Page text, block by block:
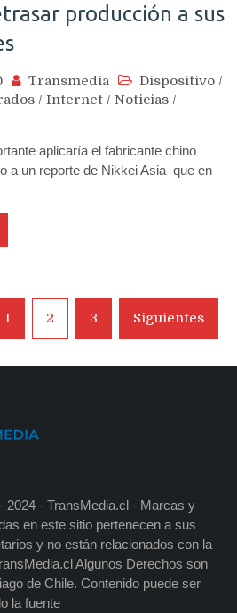
producción a sus
Transmedia Dispositivo /
/ Internet / Noticias /
aplicaría el fabricante chino
a un reporte de Nikkei Asia que en
1 2 3 Siguientes
2024 - TransMedia.cl - Marcas y
en este sitio pertenecen a sus
y no están relacionados con la
Algunos Derechos son
de Chile. Contenido puede ser
la fuente